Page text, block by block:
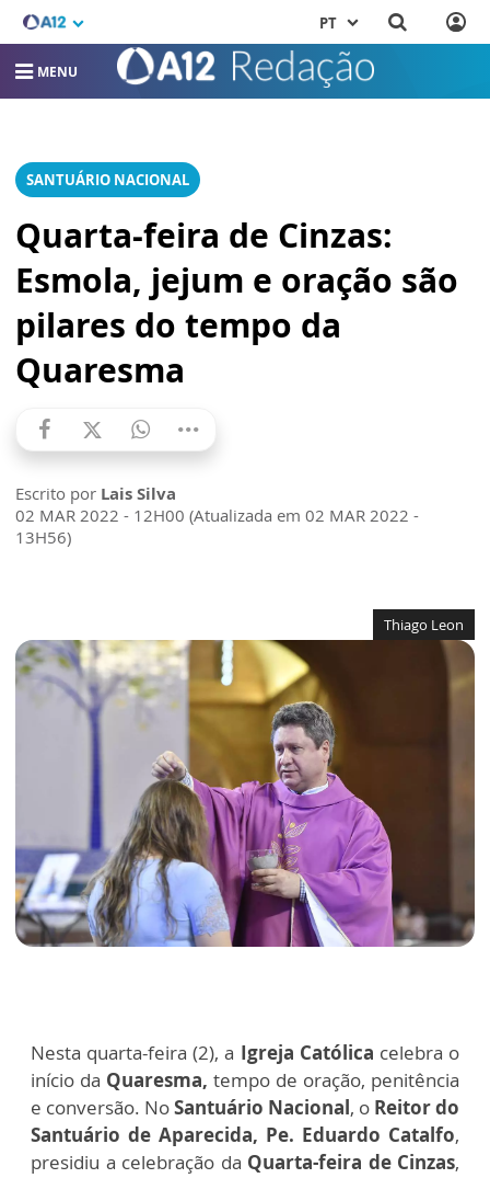
PT
MENU
SANTUÁRIO NACIONAL
Quarta-feira de Cinzas:
Esmola, jejum e oração são
pilares do tempo da
Quaresma
Escrito por Lais Silva
02 MAR 2022 - 12H00 (Atualizada em 02 MAR 2022 -
13H56)
Thiago Leon
Nesta quarta-feira (2), a Igreja Católica celebra o
início da Quaresma, tempo de oração, penitência
e conversão. NoSantuário Nacional, o Reitor do
Santuário de Aparecida, Pe. Eduardo Catalfo,
presidiu a celebração da Quarta-feira de Cinzas,